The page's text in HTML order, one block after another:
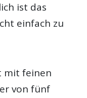
ist das
einfach zu
mit feinen
von fünf